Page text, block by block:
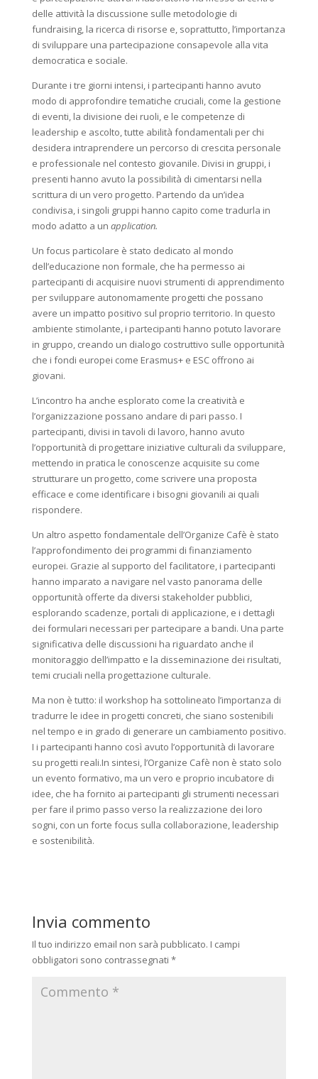
delle attività la discussione sulle metodologie di
fundraising, la ricerca di risorse e, soprattutto, l’importanza
di sviluppare una partecipazione consapevole alla vita
democratica e sociale.
Durante i tre giorni intensi, i partecipanti hanno avuto
modo di approfondire tematiche cruciali, come la gestione
di eventi, la divisione dei ruoli, e le competenze di
leadership e ascolto, tutte abilità fondamentali per chi
desidera intraprendere un percorso di crescita personale
e professionale nel contesto giovanile. Divisi in gruppi, i
presenti hanno avuto la possibilità di cimentarsi nella
scrittura di un vero progetto. Partendo da un’idea
condivisa, i singoli gruppi hanno capito come tradurla in
modo adatto a un application.
Un focus particolare è stato dedicato al mondo
dell’educazione non formale, che ha permesso ai
partecipanti di acquisire nuovi strumenti di apprendimento
per sviluppare autonomamente progetti che possano
avere un impatto positivo sul proprio territorio. In questo
ambiente stimolante, i partecipanti hanno potuto lavorare
in gruppo, creando un dialogo costruttivo sulle opportunità
che i fondi europei come Erasmus+ e ESC offrono ai
giovani.
L’incontro ha anche esplorato come la creatività e
l’organizzazione possano andare di pari passo. I
partecipanti, divisi in tavoli di lavoro, hanno avuto
l’opportunità di progettare iniziative culturali da sviluppare,
mettendo in pratica le conoscenze acquisite su come
strutturare un progetto, come scrivere una proposta
efficace e come identificare i bisogni giovanili ai quali
rispondere.
Un altro aspetto fondamentale dell’Organize Cafè è stato
l’approfondimento dei programmi di finanziamento
europei. Grazie al supporto del facilitatore, i partecipanti
hanno imparato a navigare nel vasto panorama delle
opportunità offerte da diversi stakeholder pubblici,
esplorando scadenze, portali di applicazione, e i dettagli
dei formulari necessari per partecipare a bandi. Una parte
significativa delle discussioni ha riguardato anche il
monitoraggio dell’impatto e la disseminazione dei risultati,
temi cruciali nella progettazione culturale.
Ma non è tutto: il workshop ha sottolineato l’importanza di
tradurre le idee in progetti concreti, che siano sostenibili
nel tempo e in grado di generare un cambiamento positivo.
I i partecipanti hanno così avuto l’opportunità di lavorare
su progetti reali.In sintesi, l’Organize Cafè non è stato solo
un evento formativo, ma un vero e proprio incubatore di
idee, che ha fornito ai partecipanti gli strumenti necessari
per fare il primo passo verso la realizzazione dei loro
sogni, con un forte focus sulla collaborazione, leadership
e sostenibilità.
Invia commento
Il tuo indirizzo email non sarà pubblicato. I campi
obbligatori sono contrassegnati *